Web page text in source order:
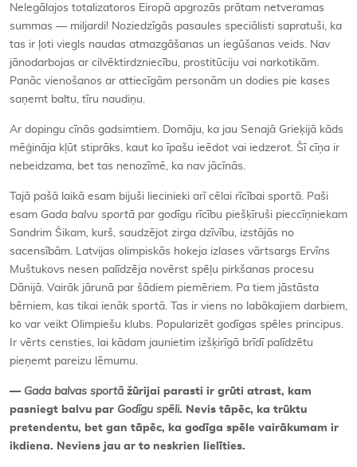
Nelegālajos totalizatoros Eiropā apgrozās prātam netveramas
summas — miljardi! Noziedzīgās pasaules speciālisti sapratuši, ka
tas ir ļoti viegls naudas atmazgāšanas un iegūšanas veids. Nav
jānodarbojas ar cilvēktirdzniecību, prostitūciju vai narkotikām.
Panāc vienošanos ar attiecīgām personām un dodies pie kases
saņemt baltu, tīru naudiņu.
Ar dopingu cīnās gadsimtiem. Domāju, ka jau Senajā Grieķijā kāds
mēģināja kļūt stiprāks, kaut ko īpašu ieēdot vai iedzerot. Šī cīņa ir
nebeidzama, bet tas nenozīmē, ka nav jācīnās.
Tajā pašā laikā esam bijuši liecinieki arī cēlai rīcībai sportā. Paši
esam Gada balvu sportā par godīgu rīcību piešķīruši pieccīņniekam
Sandrim Šikam, kurš, saudzējot zirga dzīvību, izstājās no
sacensībām. Latvijas olimpiskās hokeja izlases vārtsargs Ervīns
Muštukovs nesen palīdzēja novērst spēļu pirkšanas procesu
Dānijā. Vairāk jārunā par šādiem piemēriem. Pa tiem jāstāsta
bērniem, kas tikai ienāk sportā. Tas ir viens no labākajiem darbiem,
ko var veikt Olimpiešu klubs. Popularizēt godīgas spēles principus.
Ir vērts censties, lai kādam jaunietim izšķirīgā brīdī palīdzētu
pieņemt pareizu lēmumu.
— Gada balvas sportā žūrijai parasti ir grūti atrast, kam
pasniegt balvu par Godīgu spēli. Nevis tāpēc, ka trūktu
pretendentu, bet gan tāpēc, ka godīga spēle vairākumam ir
ikdiena. Neviens jau ar to neskrien lielīties.